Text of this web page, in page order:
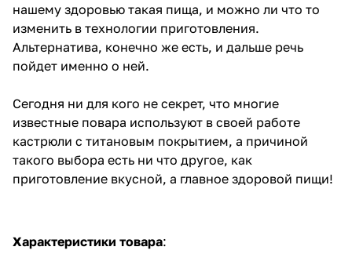
нашему здоровью такая пища, и можно ли что то
изменить в технологии приготовления.
Альтернатива, конечно же есть, и дальше речь
пойдет именно о ней.
Сегодня ни для кого не секрет, что многие
известные повара используют в своей работе
кастрюли с титановым покрытием, а причиной
такого выбора есть ни что другое, как
приготовление вкусной, а главное здоровой пищи!
Характеристики товара: